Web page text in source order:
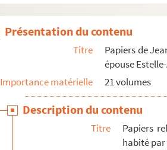
Présentation du contenu
Titre
Papiers de
épouse
Importance matérielle
21 volumes
Description du contenu
Titre
Papiers
habité